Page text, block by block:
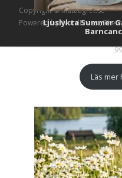
Ljuslykta Summer
Läs mer
Copyright © Mattlagret.se
Powered by WordPress,